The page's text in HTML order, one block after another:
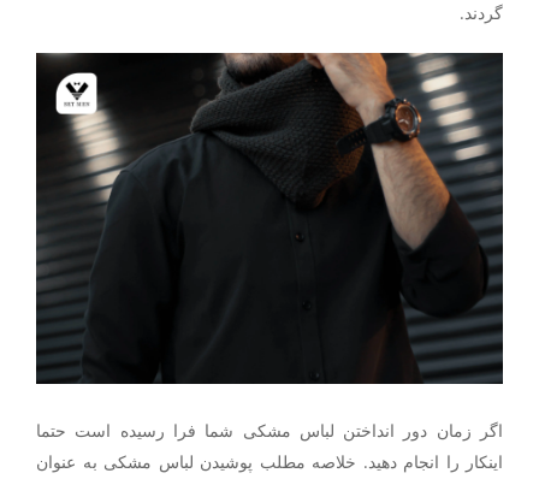
گردند.
اگر زمان دور انداختن لباس مشکی شما فرا رسیده است حتما
اینکار را انجام دهید. خلاصه مطلب پوشیدن لباس مشکی به عنوان